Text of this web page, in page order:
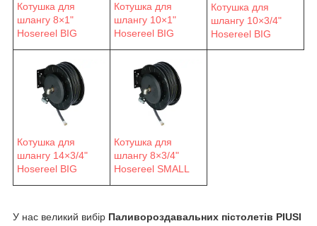
Котушка для
шлангу 8×1"
Hosereel BIG
Котушка для
шлангу 10×1"
Hosereel BIG
Котушка для
шлангу 10×3/4"
Hosereel BIG
Котушка для
шлангу 14×3/4"
Hosereel BIG
Котушка для
шлангу 8×3/4"
Hosereel SMALL
У нас великий вибір Паливороздавальних пістолетів PIUSI